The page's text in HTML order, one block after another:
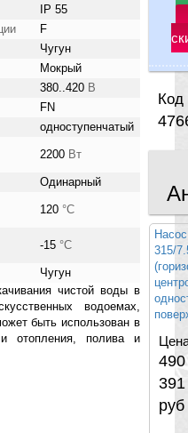
IP 55
F
Чугун
Мокрый
380..420 В
FN
одноступенчатый
2200 Вт
Одинарный
120 °С
-15 °С
Чугун
чистой воды в
водоемах,
быть использован в
и отопления, полива и
Код
315/
490
391
руб